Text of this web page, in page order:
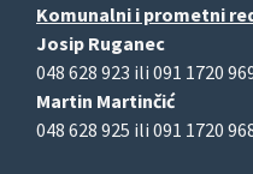
Komunalni i prometni
Josip Ruganec
048 628 923 ili 091 1720
Martin Martinčić
048 628 925 ili 091 1720